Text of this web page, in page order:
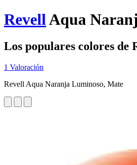
RevellAqua
Los populares colores de
1 Valoración
Revell Aqua Naranja Luminoso, Mate